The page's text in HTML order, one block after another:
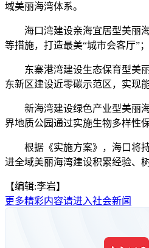
域美丽海湾体系。
海口湾建设亲海宜居型美丽海
等措施，打造最美“城市会客厅”
东寨港湾建设生态保育型美丽
东新区建设近零碳示范区，实现
新海湾建设绿色产业型美丽海
界地质公园通过实施生物多样性
根据《实施方案》，海口将持
进全域美丽海湾建设积累经验、
【编辑:李岩】
更多精彩内容请进入社会新闻